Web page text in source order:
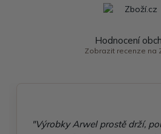
Hodnocení
Zobrazit recenze na
"Výrobky Arwel prostě drží,